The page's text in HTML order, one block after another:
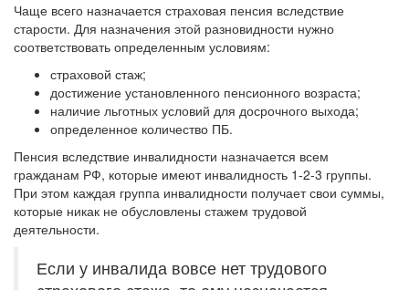
Чаще всего назначается страховая пенсия вследствие
старости. Для назначения этой разновидности нужно
соответствовать определенным условиям:
страховой стаж;
достижение установленного пенсионного возраста;
наличие льготных условий для досрочного выхода;
определенное количество ПБ.
Пенсия вследствие инвалидности назначается всем
гражданам РФ, которые имеют инвалидность 1-2-3 группы.
При этом каждая группа инвалидности получает свои суммы,
которые никак не обусловлены стажем трудовой
деятельности.
Если у инвалида вовсе нет трудового